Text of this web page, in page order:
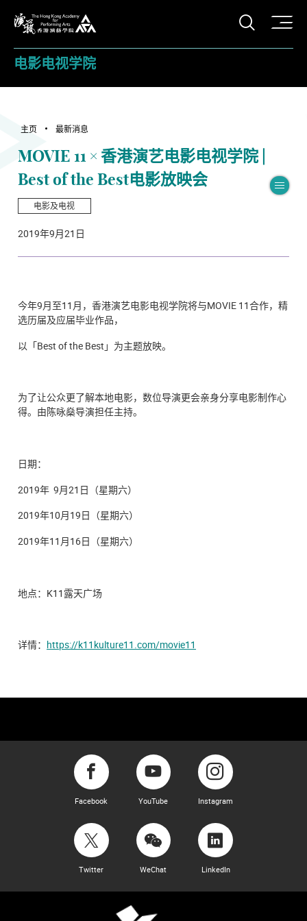
打开
电影电视学院
主页 最新消息
MOVIE 11 × 香港演艺电影电视学院 |
Best of the Best电影放映会
电影及电视
2019年9月21日
今年9月至11月，香港演艺电影电视学院将与MOVIE 11合作，精
选历届及应届毕业作品，
以「Best of the Best」为主题放映。
为了让公众更了解本地电影，数位导演更会亲身分享电影制作心
得。由陈咏燊导演担任主持。
日期：
2019年 9月21日（星期六）
2019年10月19日（星期六）
2019年11月16日（星期六）
地点：K11露天广场
详情： https://k11kulture11.com/movie11
Facebook YouTube Instagram
Twitter WeChat LinkedIn